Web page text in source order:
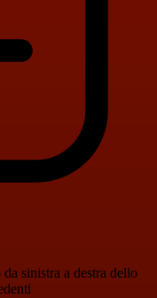
sinistra a destra dello